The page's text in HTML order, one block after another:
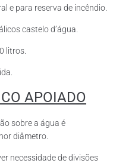
e para reserva de incêndio.
castelo d’água.
litros.
APOIADO
sobre a água é
diâmetro.
necessidade de divisões